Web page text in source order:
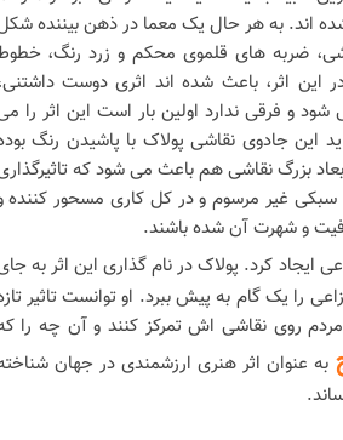
اند. به هر حال یک معما در ذهن بیننده
ضربه های قلموی محکم و زرد رنگ،
اثر، باعث شده اند اثری دوست
شود و فرقی ندارد اولین بار است این اثر را
این جادوی نقاشی پولاک با پاشیدن رنگ
بزرگ نقاشی هم باعث می شود که
سبکی غیر مرسوم و در کل کاری مسحور کننده
و شهرت آن شده باشند.
ایجاد کرد. پولاک در نام گذاری این اثر به
را یک گام به پیش ببرد. او توانست تاثیر
روی نقاشی اش تمرکز کنند و آن چه را
به عنوان اثر هنری ارزشمندی در جهان